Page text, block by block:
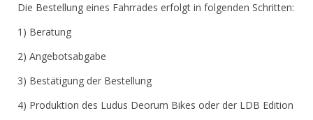
Die Bestellung eines Fahrrades erfolgt in folgenden Schritten:
1) Beratung
2) Angebotsabgabe
3) Bestätigung der Bestellung
4) Produktion des Ludus Deorum Bikes oder der LDB Edition